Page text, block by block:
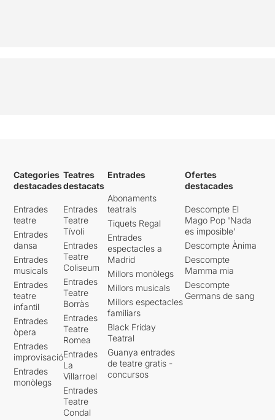
Categories
destacades
Entrades
teatre
Entrades
dansa
Entrades
musicals
Entrades
teatre
infantil
Entrades
òpera
Entrades
improvisació
Entrades
monòlegs
Teatres
destacats
Entrades
Teatre
Tívoli
Entrades
Teatre
Coliseum
Entrades
Teatre
Borràs
Entrades
Teatre
Romea
Entrades
La
Villarroel
Entrades
Teatre
Condal
Entrades
Abonaments
teatrals
Tiquets Regal
Entrades
espectacles a
Madrid
Millors monòlegs
Millors musicals
Millors espectacles
familiars
Black Friday
Teatral
Guanya entrades
de teatre gratis -
concursos
Ofertes
destacades
Descompte El
Mago Pop 'Nada
es imposible'
Descompte Ànima
Descompte
Mamma mia
Descompte
Germans de sang